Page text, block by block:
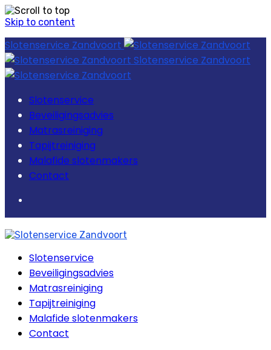
Skip to content
Slotenservice Zandvoort
Slotenservice Zandvoort
Slotenservice
Beveiligingsadvies
Matrasreiniging
Tapijtreiniging
Malafide slotenmakers
Contact
Slotenservice
Beveiligingsadvies
Matrasreiniging
Tapijtreiniging
Malafide slotenmakers
Contact